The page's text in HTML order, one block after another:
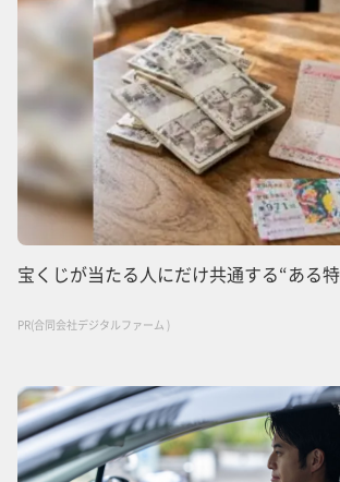
宝くじが当たる人にだけ共通する“ある
PR(合同会社デジタルファーム )